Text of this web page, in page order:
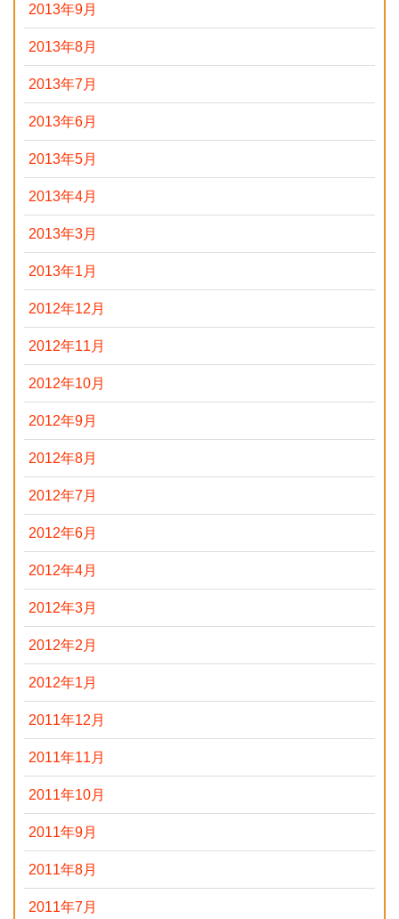
2013年9月
2013年8月
2013年7月
2013年6月
2013年5月
2013年4月
2013年3月
2013年1月
2012年12月
2012年11月
2012年10月
2012年9月
2012年8月
2012年7月
2012年6月
2012年4月
2012年3月
2012年2月
2012年1月
2011年12月
2011年11月
2011年10月
2011年9月
2011年8月
2011年7月